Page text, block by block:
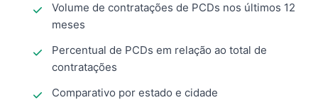
Volume de contratações de PCDs nos últimos 12
meses
Percentual de PCDs em relação ao total de
contratações
Comparativo por estado e cidade